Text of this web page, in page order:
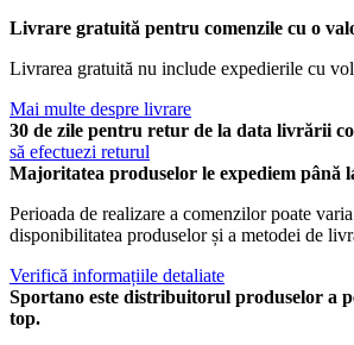
Livrare gratuită pentru comenzile cu o
Livrarea gratuită nu include expedierile cu
Mai multe despre livrare
30 de zile pentru retur de la data livrării
să efectuezi returul
Majoritatea produselor le expediem până
Perioada de realizare a comenzilor poate
disponibilitatea produselor și a metodei de
Verifică informațiile detaliate
Sportano este distribuitorul produselor a
top.